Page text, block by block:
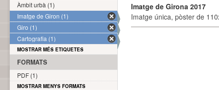
Imatge de Girona 2017
Imatge única, pòster de
Àmbit urbà (1)
Imatge de Giron (1)
Giro (1)
Cartografia (1)
MOSTRAR MÉS ETIQUETES
FORMATS
PDF (1)
MOSTRAR MENYS FORMATS